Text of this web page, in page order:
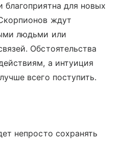
благоприятна для новых
ждут
людьми или
Обстоятельства
а интуиция
всего поступить.
непросто сохранять